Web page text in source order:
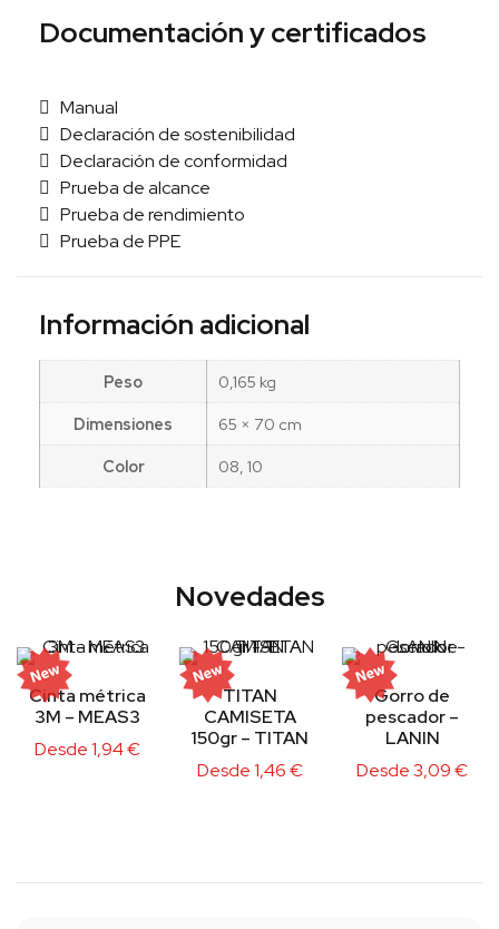
Documentación y certificados
Manual
Declaración de sostenibilidad
Declaración de conformidad
Prueba de alcance
Prueba de rendimiento
Prueba de PPE
Información adicional
Peso
0,165 kg
Dimensiones
65 × 70 cm
Color
08, 10
Novedades
Cinta métrica
3M – MEAS3
Desde1,94€
TITAN
CAMISETA
150gr – TITAN
Desde1,46€
Gorro de
pescador –
LANIN
Desde3,09€